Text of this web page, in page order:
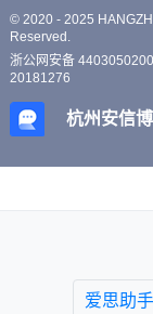
© 2020 - 2025
Reserved.
浙公网安备
20181276
杭州安信
爱思助手